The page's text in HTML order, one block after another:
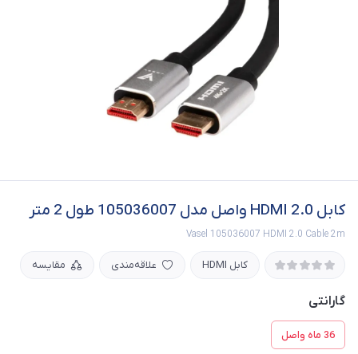
کابل HDMI 2.0 واصل مدل 105036007 طول 2 متر
Vasel 105036007 HDMI 2.0 Cable 2m
کابل HDMI علاقه‌مندی مقایسه
گارانتی
36 ماه واصل